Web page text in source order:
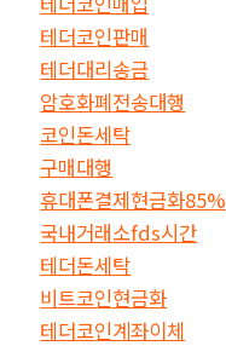
테더코인판매
테더대리송금
암호화폐전송대행
코인돈세탁
구매대행
휴대폰결제현금화85%
국내거래소fds시간
테더돈세탁
비트코인현금화
테더코인계좌이체